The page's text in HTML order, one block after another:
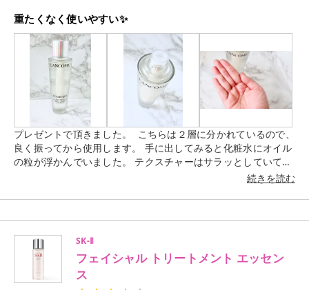
重たくなく使いやすい✨
プレゼントで頂きました。 こちらは２層に分かれているので、
良く振ってから使用します。 手に出してみると化粧水にオイル
の粒が浮かんでいました。 テクスチャーはサラッとしていて馴
染ませやすく、オイルのべたつきは感じません。 程よいしっと
続きを読む
SK-Ⅱ
フェイシャル トリートメント エッセン
ス